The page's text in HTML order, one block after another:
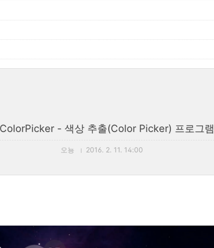
- 색상 추출(Color Picker) 프로그램
오뇽 2016. 2. 11. 14:00